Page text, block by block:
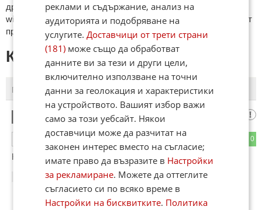
други сайтове и външни източници, с изключение на
wikipedia.org, mobile.bg, imot.bg, zaplata.bg, bazar.bg ще бъдат
премахнати.
КОМЕНТАРИ КЪМ СТАТИЯТА
ПОСЛЕДНИ ПЪРВИ
Гледах го
0
ОТГОВОР
Не е нещо кой знае какво
08.06.2026
реклами и съдържание, анализ на
аудиторията и подобряване на
услугите.Доставчици от трети страни
(181) може също да обработват
данните ви за тези и други цели,
включително използване на точни
данни за геолокация и характеристики
на устройството. Вашият избор важи
само за този уебсайт. Някои
доставчици може да разчитат на
законен интерес вместо на съгласие;
имате право да възразите в Настройки
за рекламиране. Можете да оттеглите
съгласието си по всяко време в
Настройки на бисквитките. Политика